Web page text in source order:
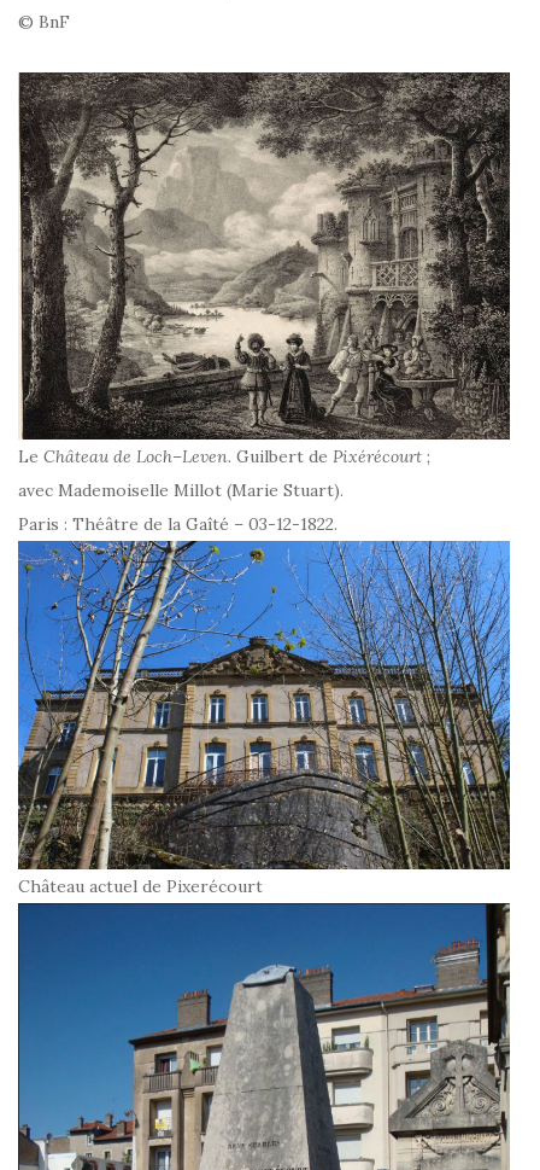
© BnF
Le Château de Loch–Leven. Guilbert de Pixérécourt ;
avec Mademoiselle Millot (Marie Stuart).
Paris : Théâtre de la Gaîté – 03-12-1822.
Château actuel de Pixerécourt